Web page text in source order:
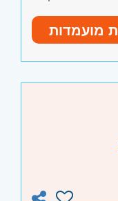
חולון
ועמק חפר,
העין,
מועמדות